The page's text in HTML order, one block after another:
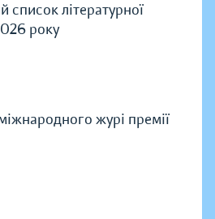
літературної
року
журі премії